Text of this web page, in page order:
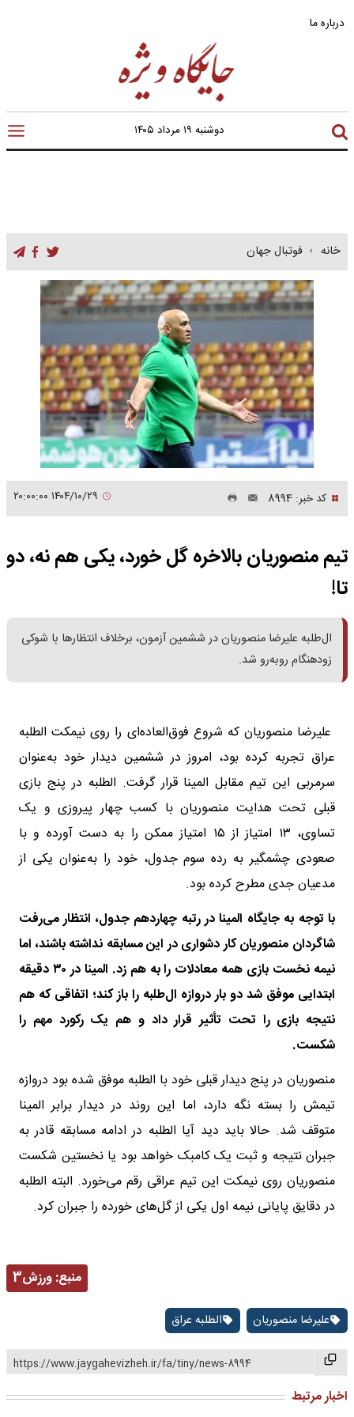
درباره ما
دوشنبه ۱۹ مرداد ۱۴۰۵
خانه فوتبال جهان
کد خبر: 8994
تیم منصوریان بالاخره گل خورد، یکی هم نه، دو
تا!
ال‌طلبه علیرضا منصوریان در ششمین آزمون، برخلاف انتظارها با شوکی
زودهنگام روبه‌رو شد.
علیرضا منصوریان که شروع فوق‌العاده‌ای را روی نیمکت الطلبه
عراق تجربه کرده بود، امروز در ششمین دیدار خود به‌عنوان
سرمربی این تیم مقابل المینا قرار گرفت. الطلبه در پنج بازی
قبلی تحت هدایت منصوریان با کسب چهار پیروزی و یک
تساوی، ۱۳ امتیاز از ۱۵ امتیاز ممکن را به دست آورده و با
صعودی چشمگیر به رده سوم جدول، خود را به‌عنوان یکی از
مدعیان جدی مطرح کرده بود.
با توجه به جایگاه المینا در رتبه چهاردهم جدول، انتظار می‌رفت
شاگردان منصوریان کار دشواری در این مسابقه نداشته باشند، اما
نیمه نخست بازی همه معادلات را به هم زد. المینا در ۳۰ دقیقه
ابتدایی موفق شد دو بار دروازه ال‌طلبه را باز کند؛ اتفاقی که هم
نتیجه بازی را تحت تأثیر قرار داد و هم یک رکورد مهم را
شکست.
منصوریان در پنج دیدار قبلی خود با الطلبه موفق شده بود دروازه
تیمش را بسته نگه دارد، اما این روند در دیدار برابر المینا
متوقف شد. حالا باید دید آیا الطلبه در ادامه مسابقه قادر به
جبران نتیجه و ثبت یک کامبک خواهد بود یا نخستین شکست
منصوریان روی نیمکت این تیم عراقی رقم می‌خورد. البته الطلبه
در دقایق پایانی نیمه اول یکی از گل‌های خورده را جبران کرد.
منبع:ورزش3
علیرضا منصوریان الطلبه عراق
https://www.jaygahevizheh.ir/fa/tiny/news-8994
اخبار مرتبط